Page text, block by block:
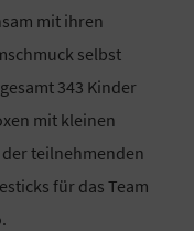
mit ihren
selbst
343 Kinder
mit kleinen
teilnehmenden
für das Team